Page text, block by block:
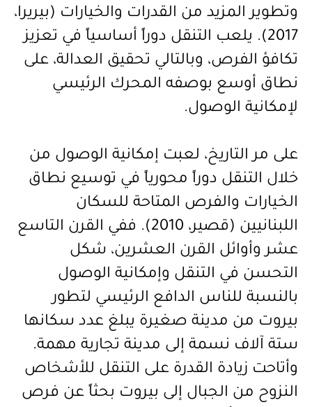
وتطوير المزيد من القدرات والخيارات (بيريرا،
2017). يلعب التنقل دوراً أساسياً في تعزيز
تكافؤ الفرص، وبالتالي تحقيق العدالة، على
نطاق أوسع بوصفه المحرك الرئيسي
لإمكانية الوصول.
على مر التاريخ، لعبت إمكانية الوصول من
خلال التنقل دوراً محورياً في توسيع نطاق
الخيارات والفرص المتاحة للسكان
اللبنانيين (قصير، 2010). ففي القرن التاسع
عشر وأوائل القرن العشرين، شكل
التحسن في التنقل وإمكانية الوصول
بالنسبة للناس الدافع الرئيسي لتطور
بيروت من مدينة صغيرة يبلغ عدد سكانها
ستة آلاف نسمة إلى مدينة تجارية مهمة.
وأتاحت زيادة القدرة على التنقل للأشخاص
النزوح من الجبال إلى بيروت بحثاً عن فرص